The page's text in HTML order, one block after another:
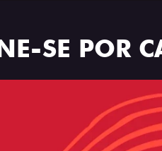
SE POR